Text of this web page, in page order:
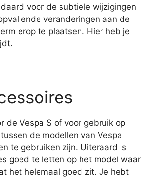
voor de subtiele wijzigingen
veranderingen aan de
erop te plaatsen. Hier heb je
de Vespa S of voor gebruik op
de modellen van Vespa
te gebruiken zijn. Uiteraard is
goed te letten op het model waar
het helemaal goed zit. Je hebt